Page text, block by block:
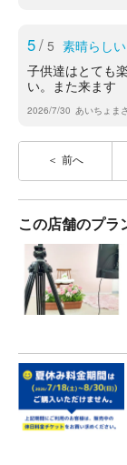
5/ 5 素晴らしい
子供達はとても
い。また来ます
2026/7/30 あいちょま
前へ
この店舗のプラ